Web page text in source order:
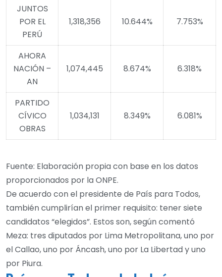
JUNTOS
POR EL
PERÚ
1,318,356 10.644% 7.753%
AHORA
NACIÓN –
AN
1,074,445 8.674% 6.318%
PARTIDO
CÍVICO
OBRAS
1,034,131 8.349% 6.081%
Fuente: Elaboración propia con base en los datos
proporcionados por la ONPE.
De acuerdo con el presidente de País para Todos,
también cumplirían el primer requisito: tener siete
candidatos “elegidos”. Estos son, según comentó
Meza: tres diputados por Lima Metropolitana, uno por
el Callao, uno por Áncash, uno por La Libertad y uno
por Piura.